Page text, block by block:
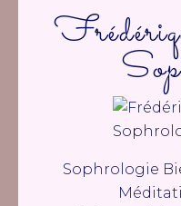
Sophrologie